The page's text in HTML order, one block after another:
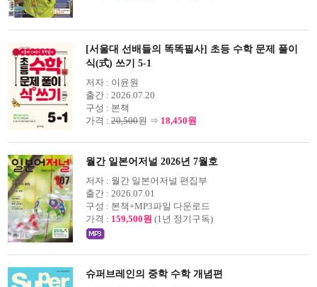
[서울대 선배들의 똑똑필사] 초등 수학 문제 풀이
식(式) 쓰기 5-1
저자 : 이윤원
출간 : 2026.07.20
구성 : 본책
가격 : 20,500원 ⇒ 18,450원
월간 일본어저널 2026년 7월호
저자 : 월간 일본어저널 편집부
출간 : 2026.07.01
구성 : 본책+MP3파일 다운로드
가격 : 159,500원 (1년 정기구독)
슈퍼브레인의 중학 수학 개념편